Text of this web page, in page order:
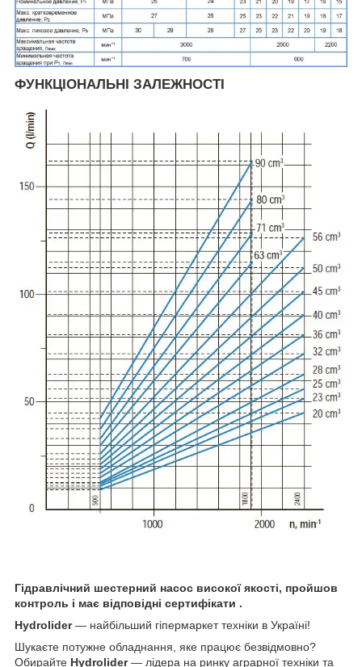
ФУНКЦІОНАЛЬНІ ЗАЛЕЖНОСТІ
Гідравлічний шестерний насос високої якості, пройшов
контроль і має відповідні сертифікати .
Hydrolider— найбільший гіпермаркет техніки в Україні!
Шукаєте потужне обладнання, яке працює безвідмовно?
Обирайте Hydrolider— лідера на ринку аграрної техніки та